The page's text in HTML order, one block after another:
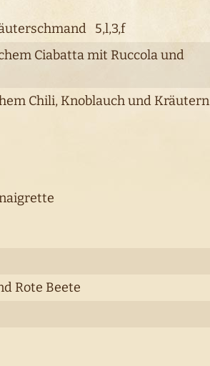
5,l,3,f
Ciabatta mit Ruccola und
Chili, Knoblauch und Kräutern
Rote Beete